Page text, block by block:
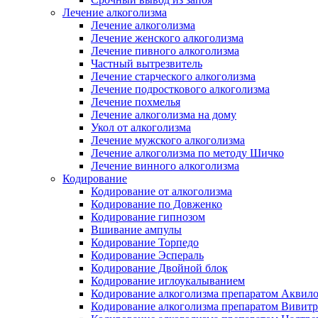
Лечение алкоголизма
Лечение алкоголизма
Лечение женского алкоголизма
Лечение пивного алкоголизма
Частный вытрезвитель
Лечение старческого алкоголизма
Лечение подросткового алкоголизма
Лечение похмелья
Лечение алкоголизма на дому
Укол от алкоголизма
Лечение мужского алкоголизма
Лечение алкоголизма по методу Шичко
Лечение винного алкоголизма
Кодирование
Кодирование от алкоголизма
Кодирование по Довженко
Кодирование гипнозом
Вшивание ампулы
Кодирование Торпедо
Кодирование Эспераль
Кодирование Двойной блок
Кодирование иглоукалыванием
Кодирование алкоголизма препаратом
Кодирование алкоголизма препаратом